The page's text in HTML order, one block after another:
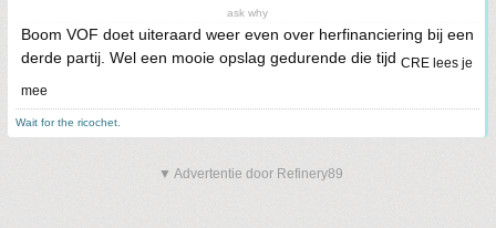
ask why
Boom VOF doet uiteraard weer even over herfinanciering bij een
derde partij. Wel een mooie opslag gedurende die tijd CRE lees je
mee
Wait for the ricochet.
▼ Advertentie door Refinery89